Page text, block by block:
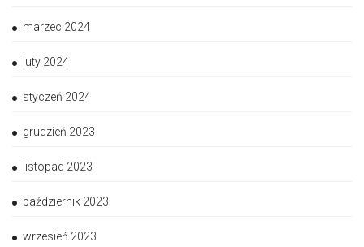
marzec 2024
luty 2024
styczeń 2024
grudzień 2023
listopad 2023
październik 2023
wrzesień 2023